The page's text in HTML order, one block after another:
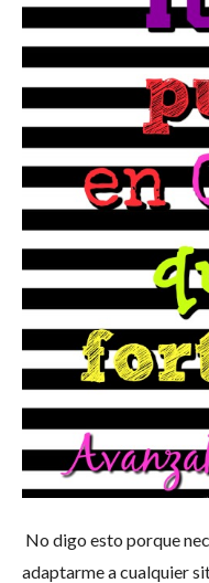
No digo esto porque
adaptarme a cualquier